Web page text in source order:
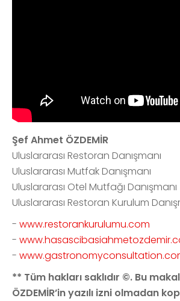
Şef Ahmet ÖZDEMİR
Uluslararası Restoran Danışmanı
Uluslararası Mutfak Danışmanı
Uluslararası Otel Mutfağı Danışmanı
Uluslararası Restoran Kurulum
-www.restorankurulumu.com
-
-
** Tüm hakları saklıdır ©. Bu
ÖZDEMİR’in yazılı izni olmadan